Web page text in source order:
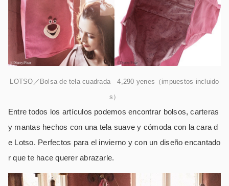
LOTSO／Bolsa de tela cuadrada 4,290 yenes（impuestos incluido
s）
Entre todos los artículos podemos encontrar bolsos, carteras
y mantas hechos con una tela suave y cómoda con la cara d
e Lotso. Perfectos para el invierno y con un diseño encantado
r que te hace querer abrazarle.